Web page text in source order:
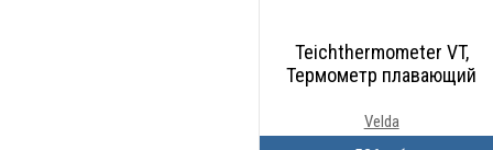
Teichthermometer VT,
Термометр плавающий
Velda